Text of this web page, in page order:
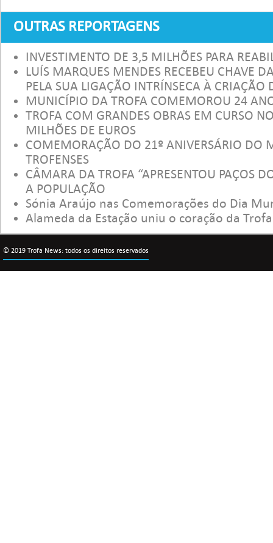
OUTRAS REPORTAGENS
INVESTIMENTO DE 3,5 MILHÕES PARA
LUÍS MARQUES MENDES RECEBEU CHAVE
PELA SUA LIGAÇÃO INTRÍNSECA À CRIAÇÃO
MUNICÍPIO DA TROFA COMEMOROU 24
TROFA COM GRANDES OBRAS EM CURSO
MILHÕES DE EUROS
COMEMORAÇÃO DO 21º ANIVERSÁRIO DO
TROFENSES
CÂMARA DA TROFA “APRESENTOU PAÇOS
A POPULAÇÃO
Sónia Araújo nas Comemorações do Dia
Alameda da Estação uniu o coração da Trofa
© 2019 Trofa News: todos os direitos reservados